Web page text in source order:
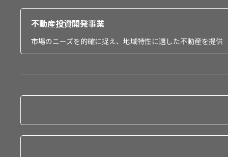
不動産投資開発事業
市場のニーズを的確に捉え、地域特性に適した不動産を提供